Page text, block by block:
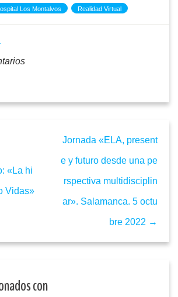
Los Montalvos Realidad Virtual
«La hi
Vidas»
Jornada «ELA, present
e y futuro desde una pe
rspectiva multidisciplin
ar». Salamanca. 5 octu
bre 2022 →
con